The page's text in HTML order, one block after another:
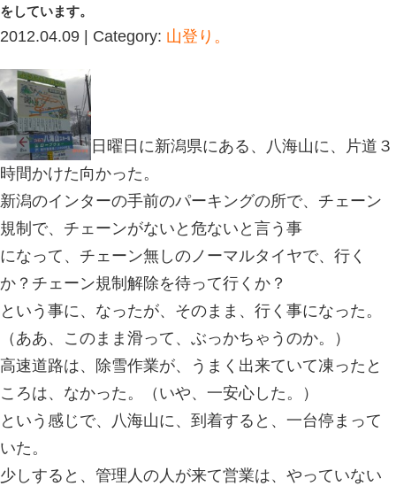
１２時まで交通事故、むち打ちの治
八海山？浦安のとなりで夜１２時まで交通事
をしています。
2012.04.09 | Category: 山登り。
日曜日に新潟県にある、
時間かけた向かった。
新潟のインターの手前のパーキング
規制で、チェーンがないと危ないと